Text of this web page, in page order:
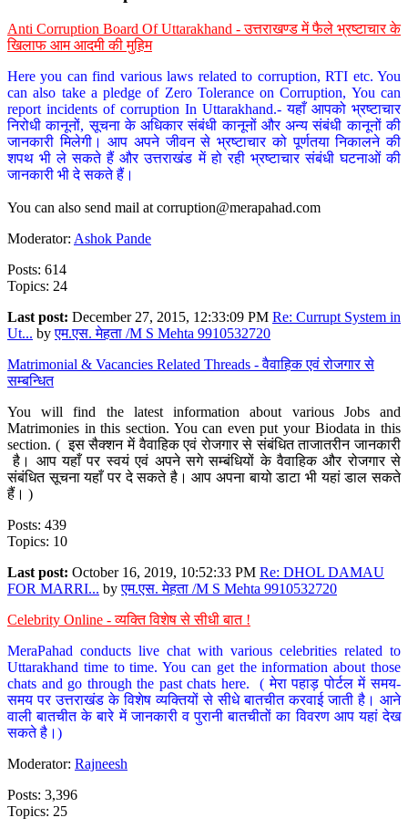
Anti Corruption Board Of Uttarakhand - उत्तराखण्ड में फैले भ्रष्टाचार के
खिलाफ आम आदमी की मुहिम
Here you can find various laws related to corruption, RTI etc. You
can also take a pledge of Zero Tolerance on Corruption, You can
report incidents of corruption In Uttarakhand.- यहाँ आपको भ्रष्टाचार
निरोधी कानूनों, सूचना के अधिकार संबंधी कानूनों और अन्य संबंधी कानूनों की
जानकारी मिलेगी। आप अपने जीवन से भ्रष्टाचार को पूर्णतया निकालने की
शपथ भी ले सकते हैं और उत्तराखंड में हो रही भ्रष्टाचार संबंधी घटनाओं की
जानकारी भी दे सकते हैं।
You can also send mail at corruption@merapahad.com
Moderator: Ashok Pande
Posts: 614
Topics: 24
Last post: December 27, 2015, 12:33:09 PM Re: Currupt System in
Ut... byएम.एस. मेहता /M S Mehta 9910532720
Matrimonial & Vacancies Related Threads - वैवाहिक एवं रोजगार से
सम्बन्धित
You will find the latest information about various Jobs and
Matrimonies in this section. You can even put your Biodata in this
section. ( इस सैक्शन में वैवाहिक एवं रोजगार से संबंधित ताजातरीन जानकारी
है। आप यहाँ पर स्वयं एवं अपने सगे सम्बंधियों के वैवाहिक और रोजगार से
संबंधित सूचना यहाँ पर दे सकते है। आप अपना बायो डाटा भी यहां डाल सकते
हैं। )
Posts: 439
Topics: 10
Last post: October 16, 2019, 10:52:33 PM Re: DHOL DAMAU
FOR MARRI... byएम.एस. मेहता /M S Mehta 9910532720
Celebrity Online - व्यक्ति विशेष से सीधी बात !
MeraPahad conducts live chat with various celebrities related to
Uttarakhand time to time. You can get the information about those
chats and go through the past chats here. ( मेरा पहाड़ पोर्टल में समय-
समय पर उत्तराखंड के विशेष व्यक्तियों से सीधे बातचीत करवाई जाती है। आने
वाली बातचीत के बारे में जानकारी व पुरानी बातचीतों का विवरण आप यहां देख
सकते है।)
Moderator: Rajneesh
Posts: 3,396
Topics: 25